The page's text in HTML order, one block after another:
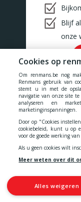
Blijf
onze
Onze prijzen zijn
Cookies
-
© 2026
Cookies op
Om renmans.be nog
Renmans gebruik van
stemt u in met de
navigatie van onze site
analyseren en
marketinginspanningen.
Door op "Cookies
cookiebeleid, kunt u op
voor de goede werking
Als u geen cookies wilt
Meer weten over dit
Alles weigeren